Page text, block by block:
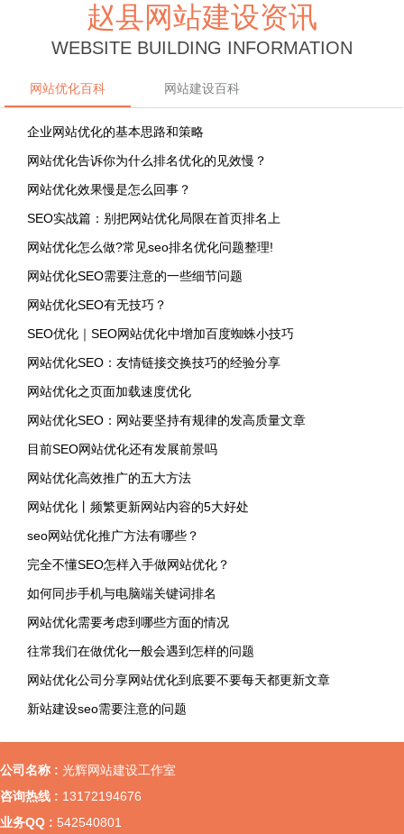
赵县网站建设资讯
WEBSITE BUILDING INFORMATION
网站优化百科 网站建设百科
企业网站优化的基本思路和策略
网站优化告诉你为什么排名优化的见效慢？
网站优化效果慢是怎么回事？
SEO实战篇：别把网站优化局限在首页排名上
网站优化怎么做?常见seo排名优化问题整理!
网站优化SEO需要注意的一些细节问题
网站优化SEO有无技巧？
SEO优化｜SEO网站优化中增加百度蜘蛛小技巧
网站优化SEO：友情链接交换技巧的经验分享
网站优化之页面加载速度优化
网站优化SEO：网站要坚持有规律的发高质量文章
目前SEO网站优化还有发展前景吗
网站优化高效推广的五大方法
网站优化丨频繁更新网站内容的5大好处
seo网站优化推广方法有哪些？
完全不懂SEO怎样入手做网站优化？
如何同步手机与电脑端关键词排名
网站优化需要考虑到哪些方面的情况
往常我们在做优化一般会遇到怎样的问题
网站优化公司分享网站优化到底要不要每天都更新文章
新站建设seo需要注意的问题
公司名称 : 光辉网站建设工作室
咨询热线 : 13172194676
业务QQ : 542540801